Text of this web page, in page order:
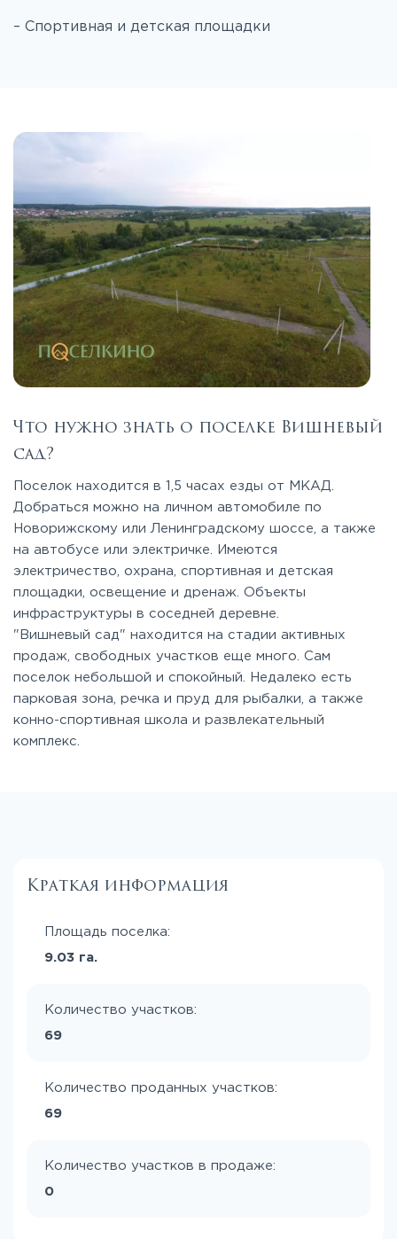
– Спортивная и детская площадки
Что нужно знать о поселке Вишневый
сад?
Поселок находится в 1,5 часах езды от МКАД.
Добраться можно на личном автомобиле по
Новорижскому или Ленинградскому шоссе, а также
на автобусе или электричке. Имеются
электричество, охрана, спортивная и детская
площадки, освещение и дренаж. Объекты
инфраструктуры в соседней деревне.
"Вишневый сад" находится на стадии активных
продаж, свободных участков еще много. Сам
поселок небольшой и спокойный. Недалеко есть
парковая зона, речка и пруд для рыбалки, а также
конно-спортивная школа и развлекательный
комплекс.
Краткая информация
Площадь поселка:
9.03 га.
Количество участков:
69
Количество проданных участков:
69
Количество участков в продаже:
0